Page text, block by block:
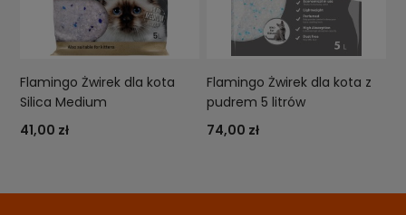
Flamingo Żwirek dla kota
Silica Medium
41,00 zł
Flamingo Żwirek dla kota z
pudrem 5 litrów
74,00 zł